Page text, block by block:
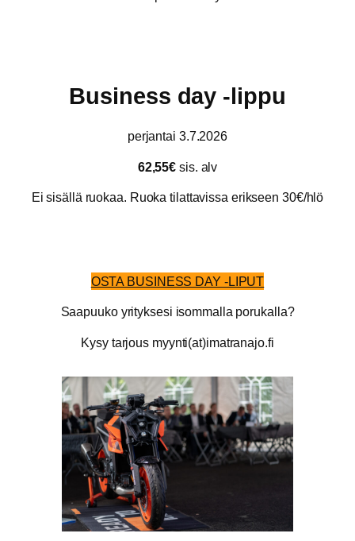
Business day -lippu
perjantai 3.7.2026
62,55€ sis. alv
Ei sisällä ruokaa. Ruoka tilattavissa erikseen 30€/hlö
OSTA BUSINESS DAY -LIPUT
Saapuuko yrityksesi isommalla porukalla?
Kysy tarjous myynti(at)imatranajo.fi